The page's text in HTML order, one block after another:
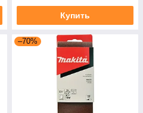
Купить
–70%